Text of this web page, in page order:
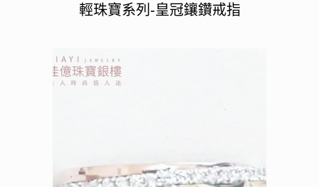
輕珠寶系列-皇冠鑲鑽戒指